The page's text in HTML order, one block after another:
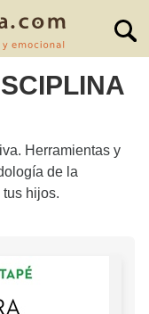
Herramientas y
de la
hijos.